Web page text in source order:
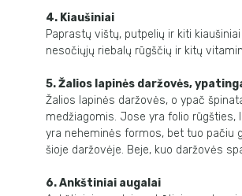
4. Kiaušiniai
Paprastų vištų, putpelių ir kiti
nesočiųjų riebalų rūgščių ir kitų
5. Žalios lapinės daržovės,
Žalios lapinės daržovės, o ypač
medžiagomis. Jose yra folio rūgšties,
yra neheminės formos, bet tuo pačiu
šioje daržovėje. Beje, kuo daržovės
6. Ankštiniai augalai